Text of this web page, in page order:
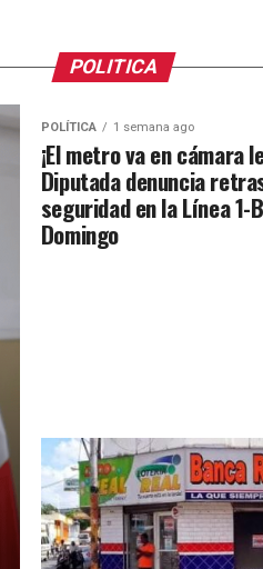
POLITICA
POLÍTICA 1 semana ago
¡El metro va en cámara
Diputada denuncia
seguridad en la Línea 1-
Domingo